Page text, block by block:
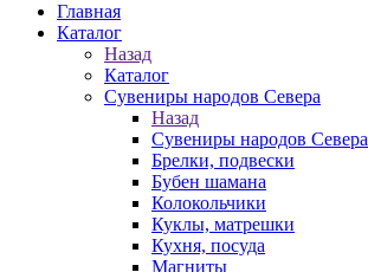
Главная
Каталог
Назад
Каталог
Сувениры народов Севера
Назад
Сувениры народов Севера
Брелки, подвески
Бубен шамана
Колокольчики
Куклы, матрешки
Кухня, посуда
Магниты